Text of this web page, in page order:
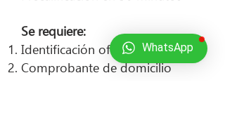
WhatsApp
Se requiere:
Identificación oficial
Comprobante de domicilio